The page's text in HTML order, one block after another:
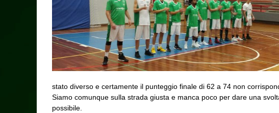
stato diverso e certamente il punteggio finale di 62 a 74 non
Siamo comunque sulla strada giusta e manca poco per dare una
possibile.